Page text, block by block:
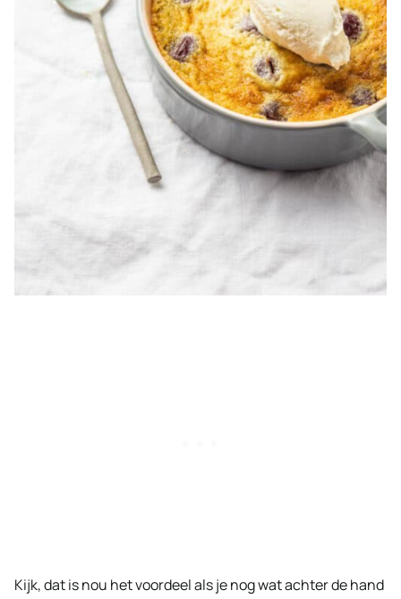
Kijk, dat is nou het voordeel als je nog wat achter de hand